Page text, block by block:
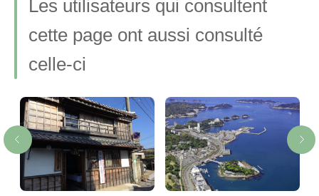
Les utilisateurs qui consultent
cette page ont aussi consulté
celle-ci